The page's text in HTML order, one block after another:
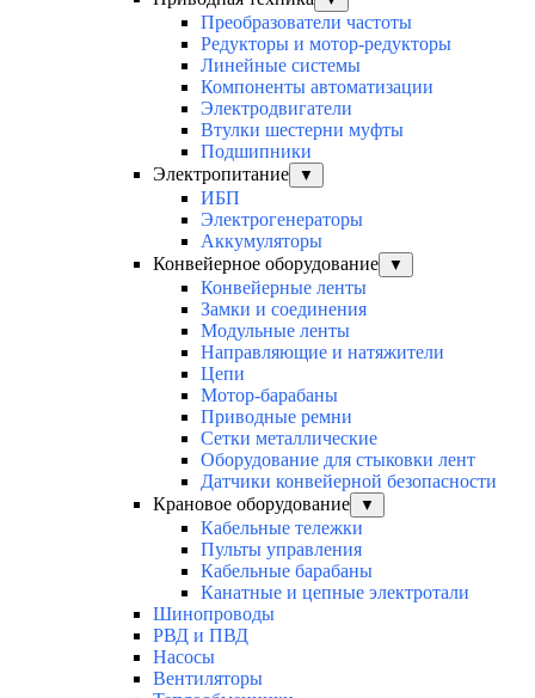
Преобразователи частоты
Редукторы и мотор-редукторы
Линейные системы
Компоненты автоматизации
Электродвигатели
Втулки шестерни муфты
Подшипники
Электропитание
▼
ИБП
Электрогенераторы
Аккумуляторы
Конвейерное оборудование
▼
Конвейерные ленты
Замки и соединения
Модульные ленты
Направляющие и натяжители
Цепи
Мотор-барабаны
Приводные ремни
Сетки металлические
Оборудование для стыковки лент
Датчики конвейерной безопасности
Крановое оборудование
▼
Кабельные тележки
Пульты управления
Кабельные барабаны
Канатные и цепные электротали
Шинопроводы
РВД и ПВД
Насосы
Вентиляторы